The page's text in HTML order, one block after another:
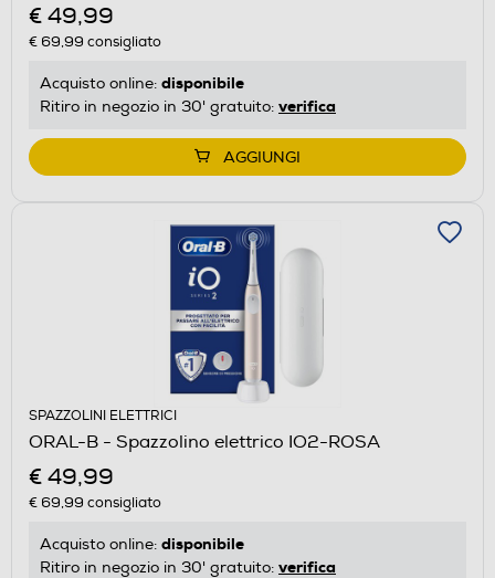
€ 49,99
€ 69,99 consigliato
Acquisto online: disponibile
Ritiro in negozio in 30' gratuito: verifica
AGGIUNGI
SPAZZOLINI ELETTRICI
ORAL-B - Spazzolino elettrico IO2-ROSA
€ 49,99
€ 69,99 consigliato
Acquisto online: disponibile
Ritiro in negozio in 30' gratuito: verifica